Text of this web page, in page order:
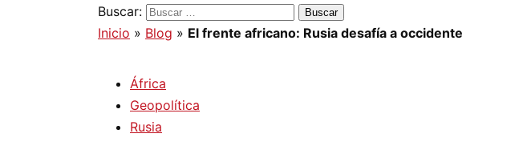
Buscar:
Inicio » Blog » El frente africano: Rusia desafía a occidente
África
Geopolítica
Rusia